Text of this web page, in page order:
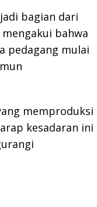
bagian dari
bahwa
pedagang mulai
memproduksi
kesadaran ini